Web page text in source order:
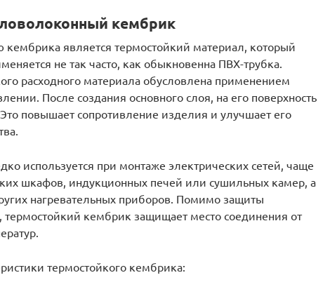
кембрик
кембрика является термостойкий материал, который
не так часто, как обыкновенна ПВХ-трубка.
расходного материала обусловлена применением
После создания основного слоя, на его поверхность
повышает сопротивление изделия и улучшает его
используется при монтаже электрических сетей, чаще
шкафов, индукционных печей или сушильных камер, а
нагревательных приборов. Помимо защиты
кембрик защищает место соединения от
термостойкого кембрика: